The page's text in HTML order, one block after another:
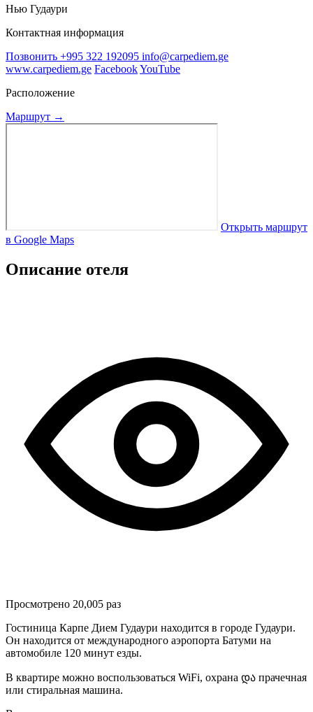
Нью Гудаури
Контактная информация
Позвонить +995 322 192095 info@carpediem.ge
www.carpediem.ge FacebookYouTube
Расположение
Маршрут →
Открыть маршрут
в Google Maps
Описание отеля
Просмотрено 20,005 раз
Гостиница Карпе Дием Гудаури находится в городе Гудаури.
Он находится от международного аэропорта Батуми на
автомобиле 120 минут езды.
В квартире можно воспользоваться WiFi, охрана და прачечная
или стиральная машина.